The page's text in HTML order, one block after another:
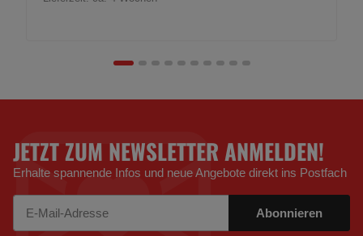
JETZT ZUM NEWSLETTER ANMELDEN!
Erhalte spannende Infos und neue Angebote direkt ins Postfach
Abonnieren